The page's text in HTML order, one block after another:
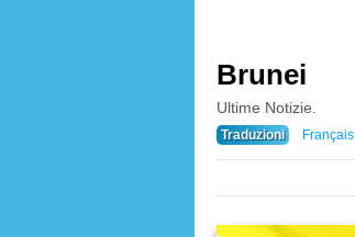
Brunei
Ultime Notizie.
Traduzioni Français